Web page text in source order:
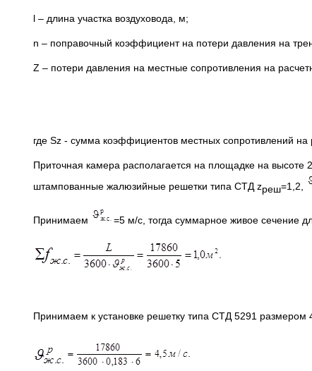
l – длина участка воздуховода, м;
n – поправочный коэффициент на потери давления на
Z – потери давления на местные сопротивления на
где Sz - сумма коэффициентов местных сопротивлений на
Приточная камера располагается на площадке на
штампованные жалюзийные решетки типа СТД zреш=1,2,
Принимаем =5 м/с, тогда суммарное живое сечение
Принимаем к установке решетку типа СТД 5291 размером